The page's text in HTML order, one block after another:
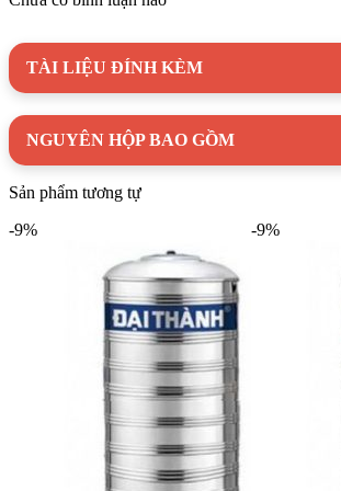
Bồn Inox ĐT BNDTI1500D đứng 304 được thiết
liệu inox cao cấp đảm bảo độ bền và độ an
TÀI LIỆU ĐÍNH KÈM
NGUYÊN HỘP BAO GỒM
Sản phẩm tương tự
-9%
-9%